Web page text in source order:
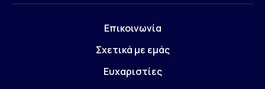
Επικοινωνία
Σχετικά με εμάς
Ευχαριστίες